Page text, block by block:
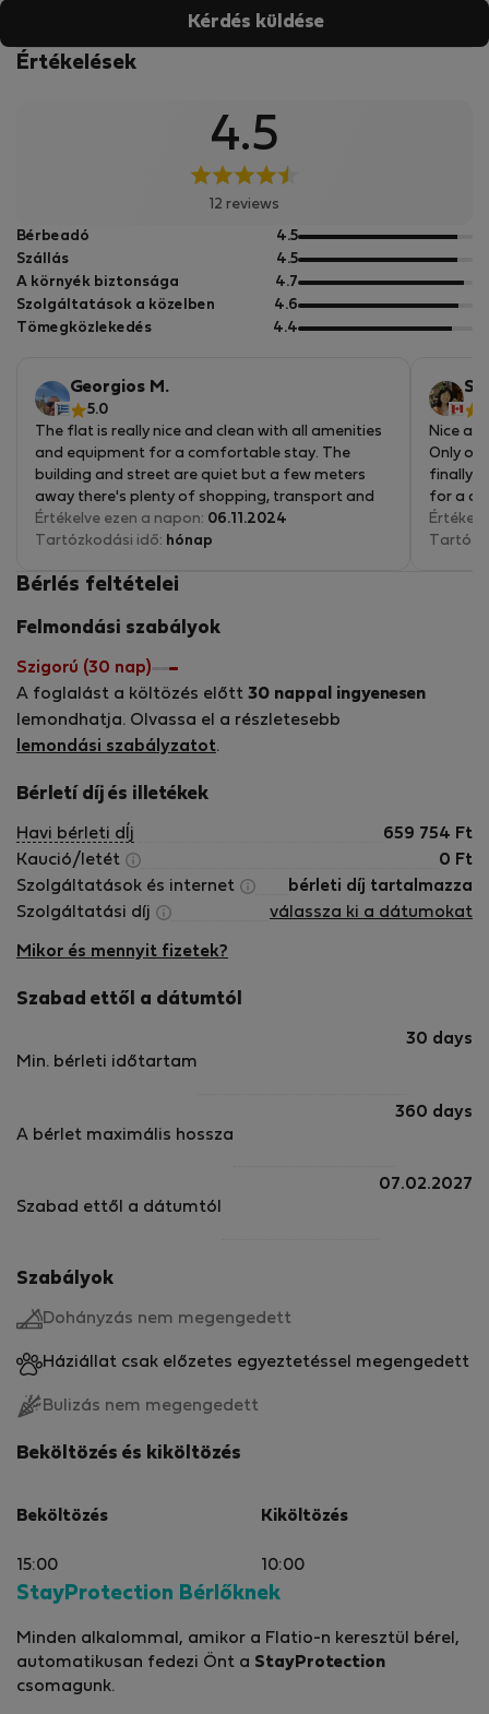
Kérdés küldése
Értékelések
4.5
12 reviews
Bérbeadó 4.55
pontból
Szállás 4.55
pontból
A környék biztonsága 4.75
pontból
Szolgáltatások a közelben 4.65
pontból
Tömegközlekedés 4.45
Georgios M.
5.0
The flat is really nice and clean with all amenities
and equipment for a comfortable stay. The
building and street are quiet but a few meters
away there's plenty of shopping, transport and
entertainment options. Tomas was always
available and I would definitely recommend
Értékelve ezen a napon: 06.11.2024
Tartózkodási idő: hónap
Nice
Only
finally
for a
Bérlés feltételei
Felmondási szabályok
Szigorú (30 nap)
A foglalást a költözés előtt 30 nappal ingyenesen
lemondhatja. Olvassa el a részletesebb
lemondási szabályzatot.
Bérletí díj és illetékek
Havi bérleti dÍj 659 754 Ft
Kaució/letét
0 Ft
Szolgáltatások és internet
bérleti díj tartalmazza
Szolgáltatási díj
válassza ki a dátumokat
Mikor és mennyit fizetek?
Szabad ettől a dátumtól
Min. bérleti időtartam
30 days
A bérlet maximális hossza
360 days
Szabad ettől a dátumtól
07.02.2027
Szabályok
Dohányzás nem megengedett
Háziállat csak előzetes egyeztetéssel megengedett
Bulizás nem megengedett
Beköltözés és kiköltözés
Beköltözés
15:00
Kiköltözés
10:00
StayProtection Bérlőknek
Minden alkalommal, amikor a Flatio-n keresztül bérel,
automatikusan fedezi Önt a StayProtection
csomagunk.